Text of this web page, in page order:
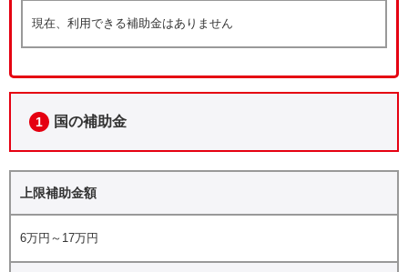
現在、利用できる補助金はありません
1 国の補助金
上限補助金額
6万円～17万円